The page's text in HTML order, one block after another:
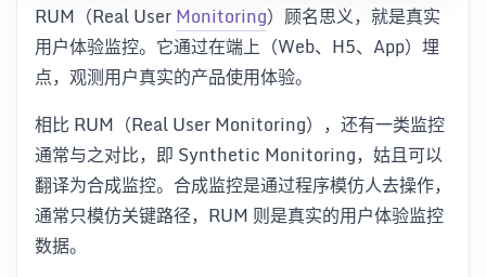
RUM（Real UserMonitoring）顾名思义，就是真实
用户体验监控。它通过在端上（Web、H5、App）埋
点，观测用户真实的产品使用体验。
相比 RUM（Real User Monitoring），还有一类监控
通常与之对比，即 Synthetic Monitoring，姑且可以
翻译为合成监控。合成监控是通过程序模仿人去操作，
通常只模仿关键路径，RUM 则是真实的用户体验监控
数据。